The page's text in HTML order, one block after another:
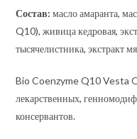
Состав: масло амаранта,
Q10), живица кедровая,
тысячелистника, экстракт
Bio Coenzyme Q10 Vesta
лекарственных,
консервантов.